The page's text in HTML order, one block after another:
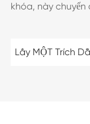
khóa, này chuyển
Lấy MỘT Trích